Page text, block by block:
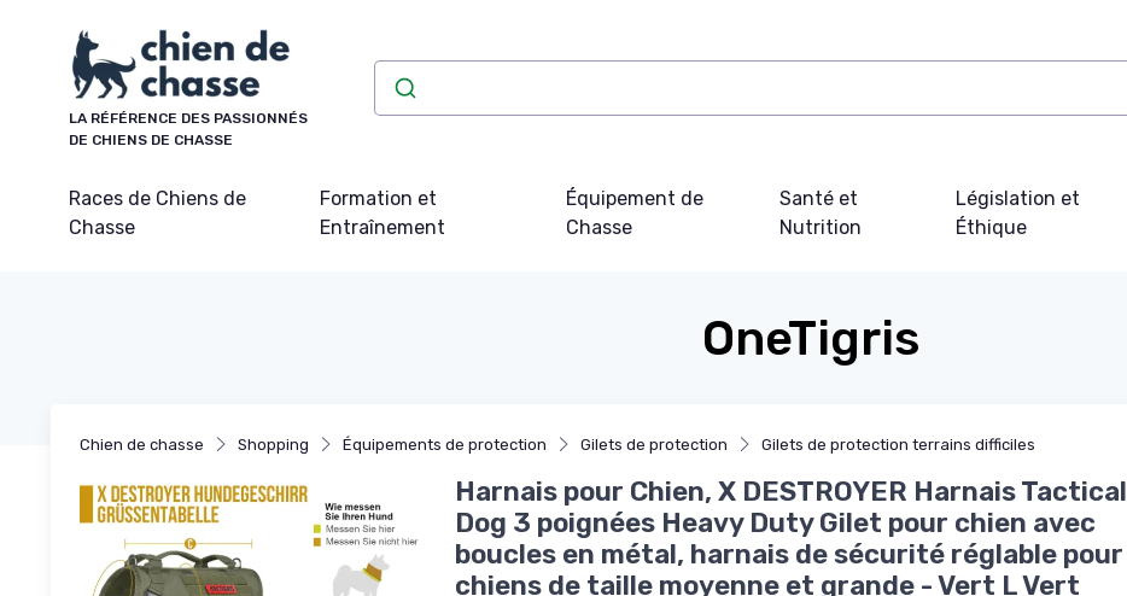
LA RÉFÉRENCE DES PASSIONNÉS
DE CHIENS DE CHASSE
Races de Chiens de
Chasse
Formation et
Entraînement
Équipement de
Chasse
Santé et
Nutrition
Législation et
Éthique
OneTigris
Chien de chasse Shopping Équipements de protection Gilets de protection Gilets de protection terrains difficiles
Harnais pour Chien, X DESTROYER Harnais Tactical
Dog 3 poignées Heavy Duty Gilet pour chien avec
boucles en métal, harnais de sécurité réglable pour
chiens de taille moyenne et grande - Vert L Vert